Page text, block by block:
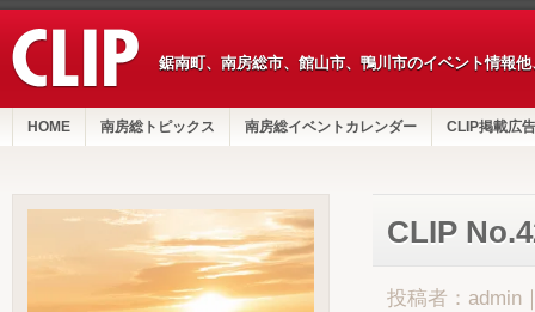
鋸南町、南房総市、館山市、鴨川市のイベント情報
HOME 南房総トピックス 南房総イベントカレンダー CLIP掲載広告
CLIP
投稿者：admin